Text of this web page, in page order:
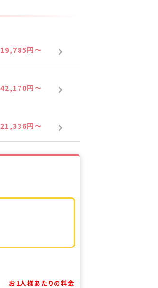
19,785円～
42,170円～
21,336円～
お1人様あたりの料金